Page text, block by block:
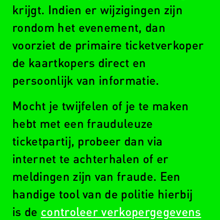
krijgt. Indien er wijzigingen zijn
rondom het evenement, dan
voorziet de primaire ticketverkoper
de kaartkopers direct en
persoonlijk van informatie.
Mocht je twijfelen of je te maken
hebt met een frauduleuze
ticketpartij, probeer dan via
internet te achterhalen of er
meldingen zijn van fraude. Een
handige tool van de politie hierbij
is de controleer verkopergegevens